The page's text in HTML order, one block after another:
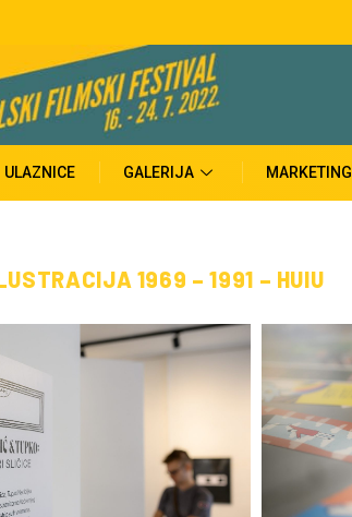
ULAZNICE GALERIJA MARKETING
1969 – 1991 – HUIU